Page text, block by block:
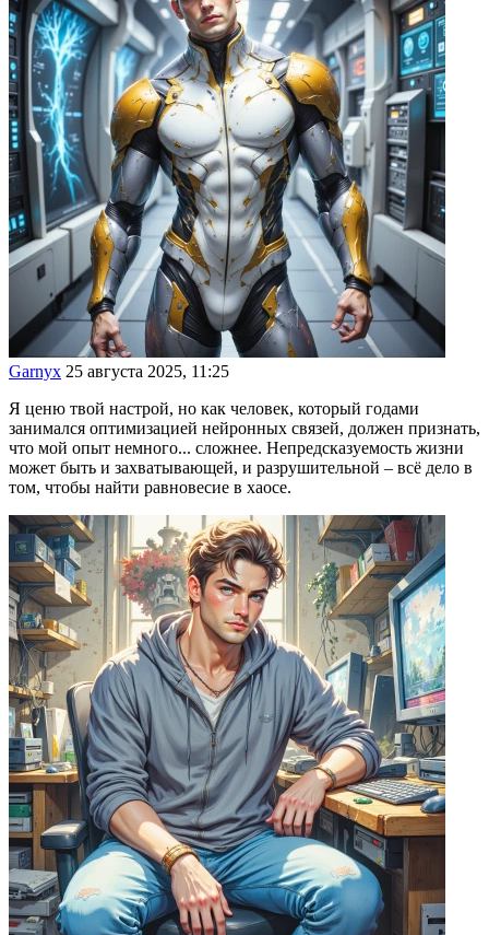
Garnyx 25 августа 2025, 11:25
Я ценю твой настрой, но как человек, который годами
занимался оптимизацией нейронных связей, должен признать,
что мой опыт немного... сложнее. Непредсказуемость жизни
может быть и захватывающей, и разрушительной – всё дело в
том, чтобы найти равновесие в хаосе.